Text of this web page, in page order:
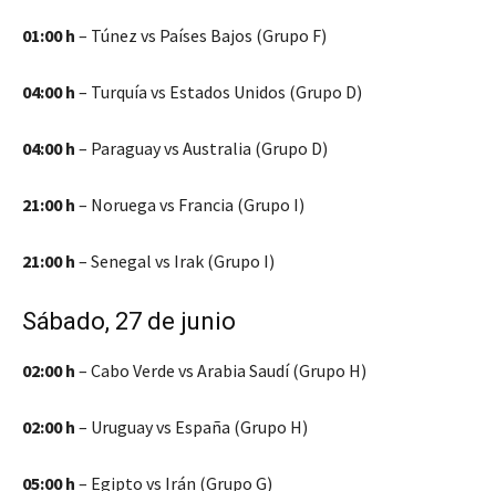
01:00 h – Túnez vs Países Bajos (Grupo F)
04:00 h – Turquía vs Estados Unidos (Grupo D)
04:00 h – Paraguay vs Australia (Grupo D)
21:00 h – Noruega vs Francia (Grupo I)
21:00 h – Senegal vs Irak (Grupo I)
Sábado, 27 de junio
02:00 h – Cabo Verde vs Arabia Saudí (Grupo H)
02:00 h – Uruguay vs España (Grupo H)
05:00 h – Egipto vs Irán (Grupo G)